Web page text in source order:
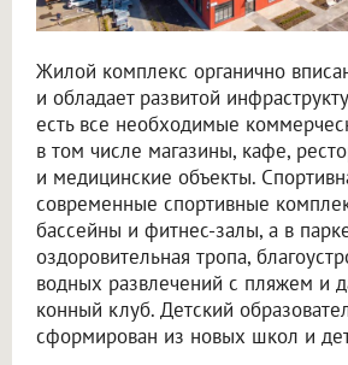
Жилой комплекс органично
и обладает развитой
есть все необходимые
в том числе магазины, кафе,
и медицинские объекты.
современные спортивные
бассейны и фитнес-залы, а в
оздоровительная тропа,
водных развлечений с пляжем и
конный клуб. Детский
сформирован из новых школ и